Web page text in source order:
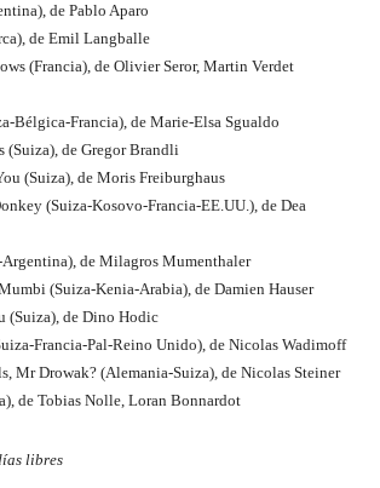
de Pablo Aparo
de Emil Langballe
(Francia), de Olivier Seror, Martin Verdet
Bélgica-Francia), de Marie-Elsa Sgualdo
(Suiza), de Gregor Brandli
(Suiza), de Moris Freiburghaus
(Suiza-Kosovo-Francia-EE.UU.), de Dea
Argentina), de Milagros Mumenthaler
(Suiza-Kenia-Arabia), de Damien Hauser
(Suiza), de Dino Hodic
Francia-Pal-Reino Unido), de Nicolas Wadimoff
Mr Drowak? (Alemania-Suiza), de Nicolas Steiner
de Tobias Nolle, Loran Bonnardot
libres